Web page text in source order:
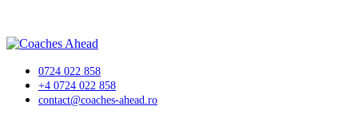
0724 022 858
+4 0724 022 858
contact@coaches-ahead.ro